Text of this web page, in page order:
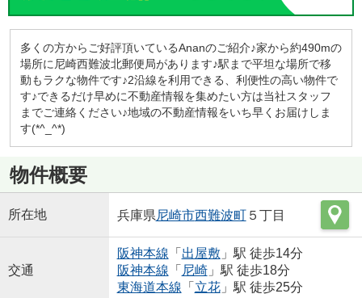
多くの方からご好評頂いているAnanのご紹介♪家から約490mの
場所に尼崎西難波北郵便局があります♪駅まで平坦な場所で移
動もラクな物件です♪2沿線を利用できる、利便性の高い物件で
す♪できるだけ早めに不動産情報を集めたい方は当社スタッフ
までご連絡ください♪地域の不動産情報をいち早くお届けしま
す(*^_^*)
物件概要
所在地 兵庫県尼崎市西難波町５丁目
交通
阪神本線 「 出屋敷 」駅 徒歩14分
阪神本線 「 尼崎」駅 徒歩18分
東海道本線 「 立花」駅 徒歩25分